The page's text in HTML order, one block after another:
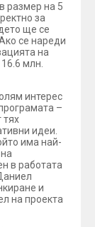
размер на 5
за
ще се
се нареди
на
млн.
интерес
–
тях
идеи.
има най-
в работата
и
на проекта